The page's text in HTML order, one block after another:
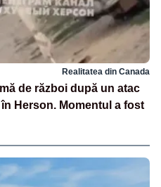
Realitatea din Canada
de război după un atac
Herson. Momentul a fost